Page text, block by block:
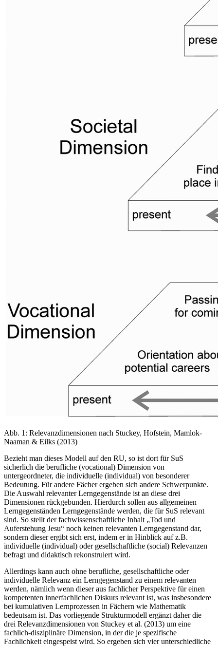
Abb. 1: Relevanzdimensionen nach Stuckey, Hofstein, Mamlok-
Naaman & Eilks (2013)
Bezieht man dieses Modell auf den RU, so ist dort für SuS
sicherlich die berufliche (vocational) Dimension von
untergeordneter, die individuelle (individual) von besonderer
Bedeutung. Für andere Fächer ergeben sich andere Schwerpunkte.
Die Auswahl relevanter Lerngegenstände ist an diese drei
Dimensionen rückgebunden. Hierdurch sollen aus allgemeinen
Lerngegenständen Lerngegenstände werden, die für SuS relevant
sind. So stellt der fachwissenschaftliche Inhalt „Tod und
Auferstehung Jesu“ noch keinen relevanten Lerngegenstand dar,
sondern dieser ergibt sich erst, indem er in Hinblick auf z.B.
individuelle (individual) oder gesellschaftliche (social) Relevanzen
befragt und didaktisch rekonstruiert wird.
Allerdings kann auch ohne berufliche, gesellschaftliche oder
individuelle Relevanz ein Lerngegenstand zu einem relevanten
werden, nämlich wenn dieser aus fachlicher Perspektive für einen
kompetenten innerfachlichen Diskurs relevant ist, was insbesondere
bei kumulativen Lernprozessen in Fächern wie Mathematik
bedeutsam ist. Das vorliegende Strukturmodell ergänzt daher die
drei Relevanzdimensionen von Stuckey et al. (2013) um eine
fachlich-disziplinäre Dimension, in der die je spezifische
Fachlichkeit eingespeist wird. So ergeben sich vier unterschiedliche